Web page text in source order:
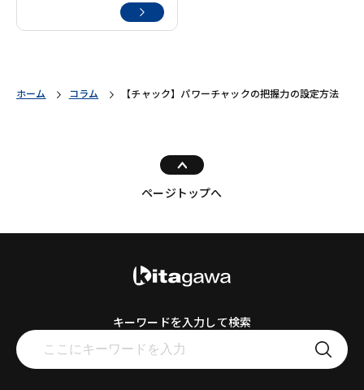
ホーム コラム 【チャック】パワーチャックの把握力の設定方法
ページトップへ
キーワードを入力して検索